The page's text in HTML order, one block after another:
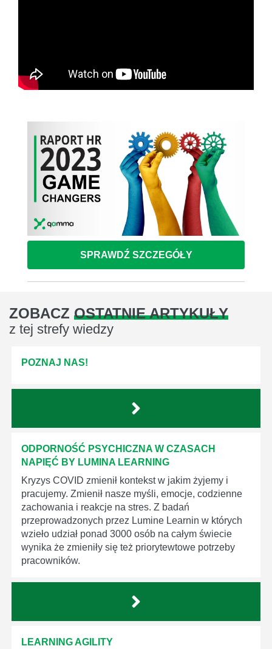
SPRAWDŹ SZCZEGÓŁY
ZOBACZ OSTATNIE ARTYKUŁY
z tej strefy wiedzy
POZNAJ NAS!
ODPORNOŚĆ PSYCHICZNA W CZASACH
NAPIĘĆ BY LUMINA LEARNING
Kryzys COVID zmienił kontekst w jakim żyjemy i
pracujemy. Zmienił nasze myśli, emocje, codzienne
zachowania i reakcje na stres. Z badań
przeprowadzonych przez Lumine Learnin w których
wzieło udział ponad 3000 osób na całym świecie
wynika że zmieniły się też priorytewtowe potrzeby
pracowników.
LEARNING AGILITY